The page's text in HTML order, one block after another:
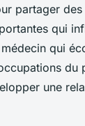
partager
qui
qui
du
une